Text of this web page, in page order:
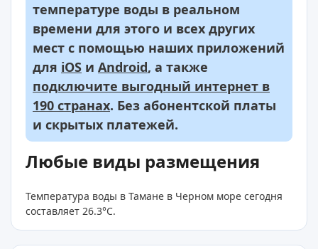
температуре воды в реальном
времени для этого и всех других
мест с помощью наших приложений
для iOS и Android, а также
подключите выгодный интернет в
190 странах. Без абонентской платы
и скрытых платежей.
Любые виды размещения
Температура воды в Тамане в Черном море сегодня
составляет 26.3°C.